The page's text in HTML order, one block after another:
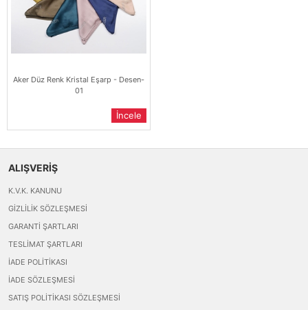
Aker Düz Renk Kristal Eşarp - Desen-
01
İncele
ALIŞVERİŞ
K.V.K. KANUNU
GIZLILIK SÖZLEŞMESI
GARANTI ŞARTLARI
TESLIMAT ŞARTLARI
İADE POLITIKASI
İADE SÖZLEŞMESI
SATIŞ POLITIKASI SÖZLEŞMESI